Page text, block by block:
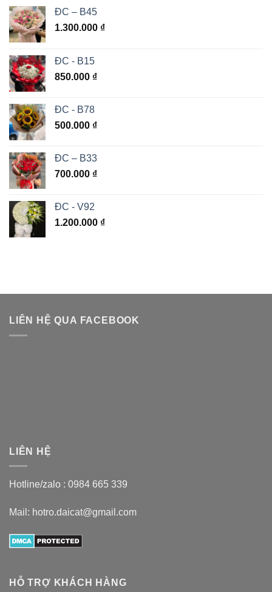
ĐC – B45
1.300.000 ₫
ĐC - B15
850.000 ₫
ĐC - B78
500.000 ₫
ĐC – B33
700.000 ₫
ĐC - V92
1.200.000 ₫
LIÊN HỆ QUA FACEBOOK
LIÊN HỆ
Hotline/zalo : 0984 665 339
Mail: hotro.daicat@gmail.com
HỖ TRỢ KHÁCH HÀNG